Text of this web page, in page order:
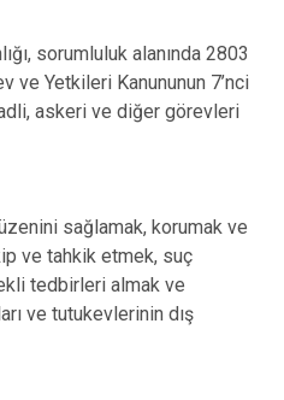
Kızılcahamam
Mamak
Sincan
Yenimahalle
Pursaklar
sorumluluk alanında 2803
ve Yetkileri Kanununun 7’nci
askeri ve diğer görevleri
sağlamak, korumak ve
ve tahkik etmek, suç
tedbirleri almak ve
ve tutukevlerinin dış